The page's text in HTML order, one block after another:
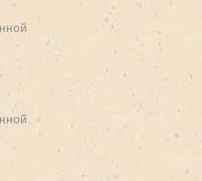
Постер 30х30 filter
30х30 filter
деревянной 30х30 filter
Дерево 30х40 filter
Пластик 30х40 filter
30х40 filter
деревянной 30х40 filter
Постер 41х44,5 filter
50х70 filter